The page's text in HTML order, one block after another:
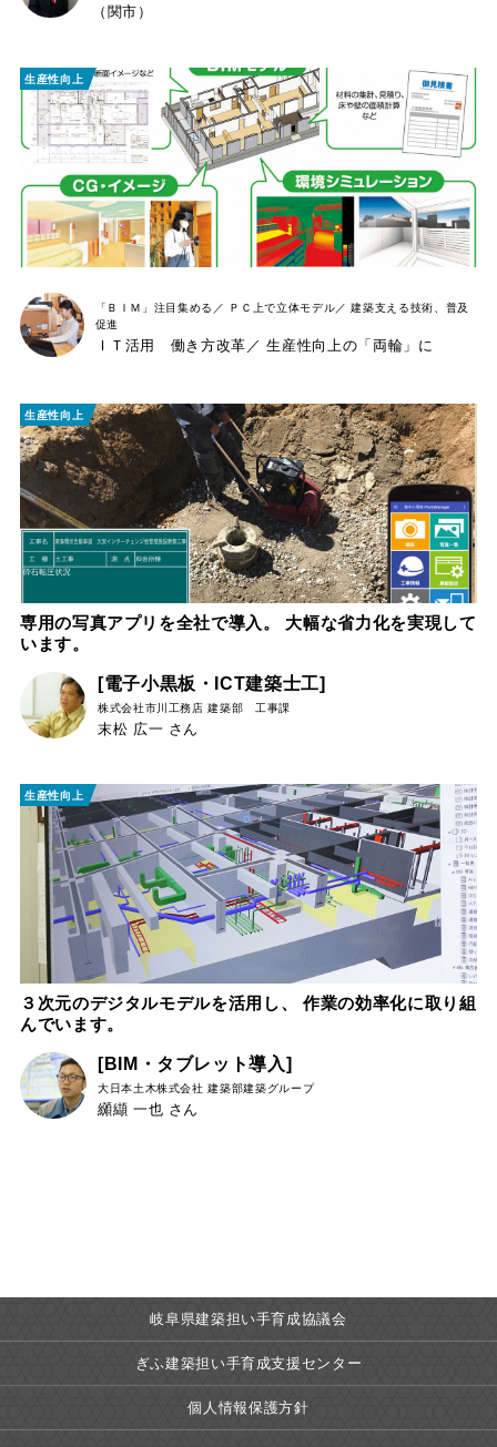
（関市）
生産性向上
「ＢＩＭ」注目集める／ ＰＣ上で立体モデル／ 建築支える技術、普及
促進
ＩＴ活用 働き方改革／ 生産性向上の「両輪」に
生産性向上
専用の写真アプリを全社で導入。 大幅な省力化を実現して
います。
[電子小黒板・ICT建築士工]
株式会社市川工務店 建築部 工事課
末松 広一 さん
生産性向上
３次元のデジタルモデルを活用し、 作業の効率化に取り組
んでいます。
[BIM・タブレット導入]
大日本土木株式会社 建築部建築グループ
纐纈 一也 さん
岐阜県建築担い手育成協議会
ぎふ建築担い手育成支援センター
個人情報保護方針